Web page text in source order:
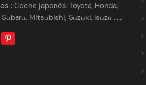
: Coche japonés: Toyota, Honda,
Subaru, Mitsubishi, Suzuki, Isuzu ...
Renault, Peugeot , Citroën, Fiat,